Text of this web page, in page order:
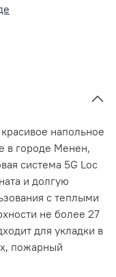
напольное
в городе Менен,
система 5G Loc
и долгую
с теплыми
не более 27
для укладки в
пожарный